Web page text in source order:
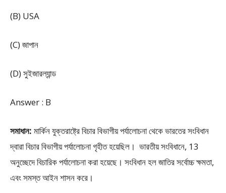
(B) USA
(C) জাপান
(D) সুইজারল্যান্ড
Answer : B
সমাধান: মার্কিন যুক্তরাষ্ট্রে বিচার বিভাগীয় পর্যালোচনা থেকে ভারতের সংবিধান
দ্বারা বিচার বিভাগীয় পর্যালোচনা গৃহীত হয়েছিল। ভারতীয় সংবিধানে, 13
অনুচ্ছেদে বিচারিক পর্যালোচনা করা হয়েছে। সংবিধান হল জাতির সর্বোচ্চ ক্ষমতা,
এবং সমস্ত আইন শাসন করে।